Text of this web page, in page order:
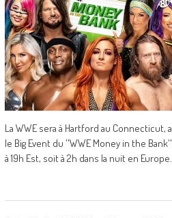
La WWE sera à Hartford au
le Big Event du ''WWE Money in the
à 19h Est, soit à 2h dans la nuit en